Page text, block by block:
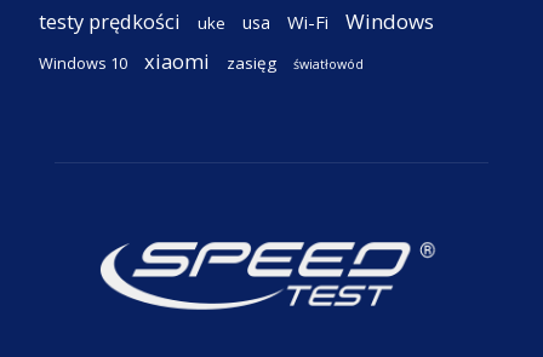
testy prędkości uke usa Wi-Fi Windows
Windows 10 xiaomi zasięg światłowód